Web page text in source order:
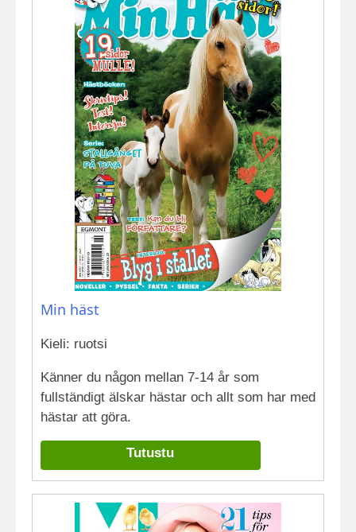
Min häst
Kieli: ruotsi
Känner du någon mellan 7-14 år som
fullständigt älskar hästar och allt som har med
hästar att göra.
Tutustu